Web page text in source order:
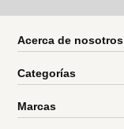
Acerca de nosotros
Categorías
Marcas